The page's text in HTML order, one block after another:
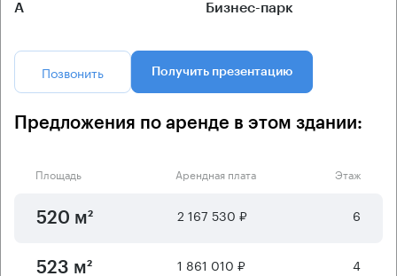
А Бизнес-парк
Позвонить Получить презентацию
Предложения по аренде в этом здании:
Площадь Арендная плата Этаж
520 м² 2 167 530 ₽ 6
523 м² 1 861 010 ₽ 4